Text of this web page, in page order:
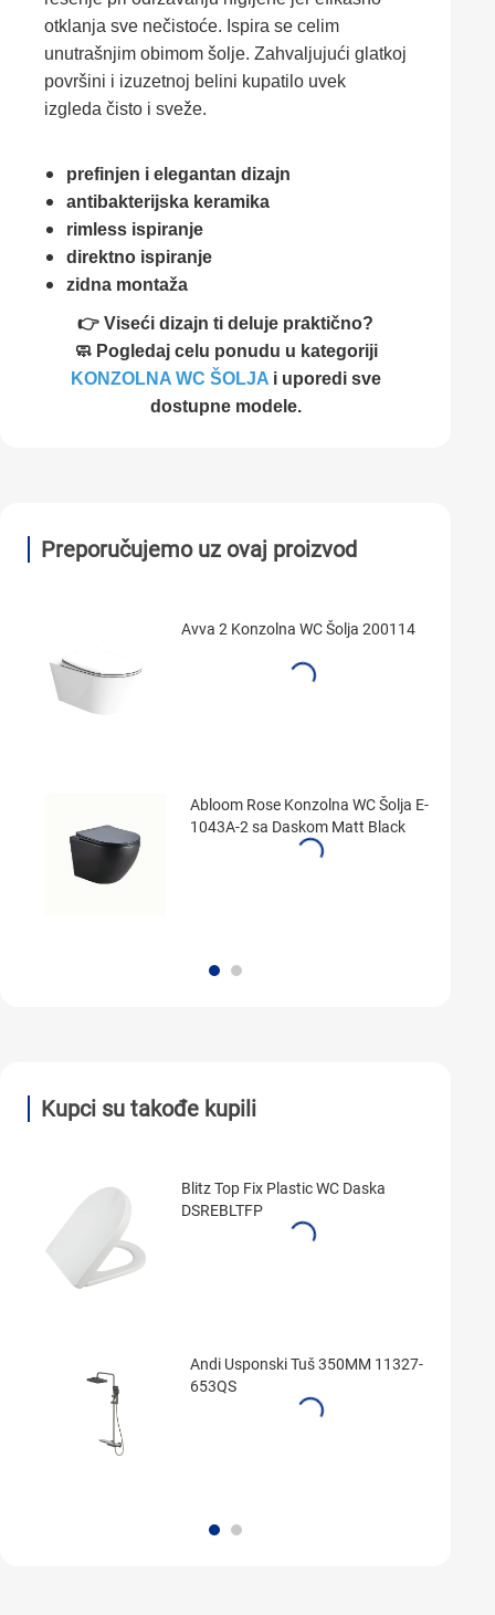
otklanja sve nečistoće. Ispira se celim
unutrašnjim obimom šolje. Zahvaljujući glatkoj
površini i izuzetnoj belini kupatilo uvek
izgleda čisto i sveže.
prefinjen i elegantan dizajn
antibakterijska keramika
rimless ispiranje
direktno ispiranje
zidna montaža
👉 Viseći dizajn ti deluje praktično?
🧼 Pogledaj celu ponudu u kategoriji
KONZOLNA WC ŠOLJA i uporedi sve
dostupne modele.
Preporučujemo uz ovaj proizvod
Avva 2 Konzolna WC Šolja 200114
Abloom Rose Konzolna WC Šolja E-
1043A-2 sa Daskom Matt Black
Kupci su takođe kupili
Blitz Top Fix Plastic WC Daska
DSREBLTFP
Andi Usponski Tuš 350MM 11327-
653QS